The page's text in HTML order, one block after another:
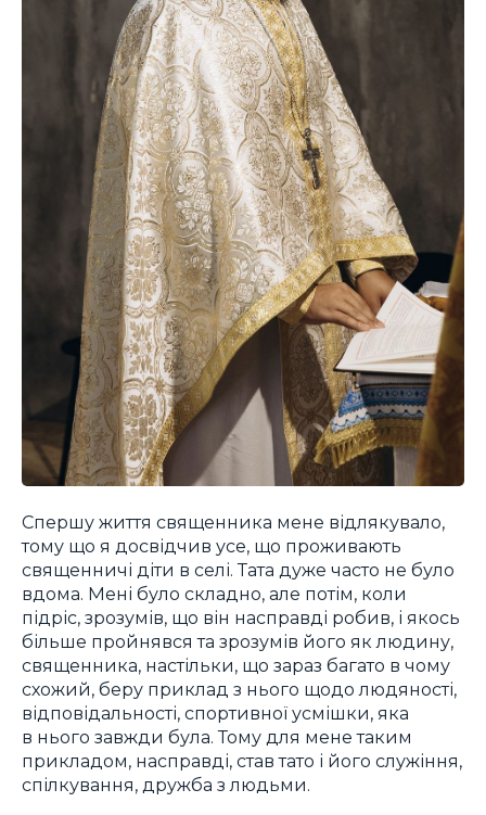
Спершу життя священника мене відлякувало,
тому що я досвідчив усе, що проживають
священничі діти в селі. Тата дуже часто не було
вдома. Мені було складно, але потім, коли
підріс, зрозумів, що він насправді робив, і якось
більше пройнявся та зрозумів його як людину,
священника, настільки, що зараз багато в чому
схожий, беру приклад з нього щодо людяності,
відповідальності, спортивної усмішки, яка
в нього завжди була. Тому для мене таким
прикладом, насправді, став тато і його служіння,
спілкування, дружба з людьми.